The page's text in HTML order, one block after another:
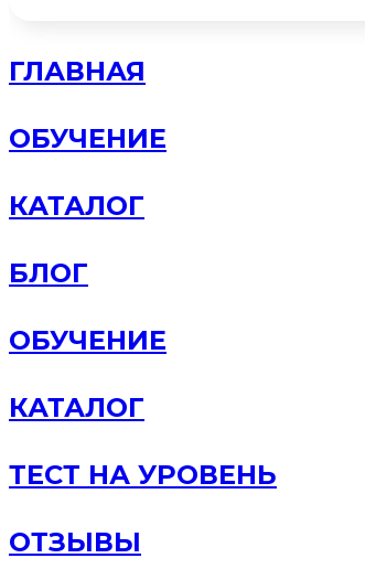
ГЛАВНАЯ
ОБУЧЕНИЕ
КАТАЛОГ
БЛОГ
ОБУЧЕНИЕ
КАТАЛОГ
ТЕСТ НА УРОВЕНЬ
ОТЗЫВЫ